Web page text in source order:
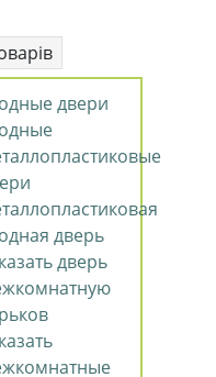
двери
дверь
дверь